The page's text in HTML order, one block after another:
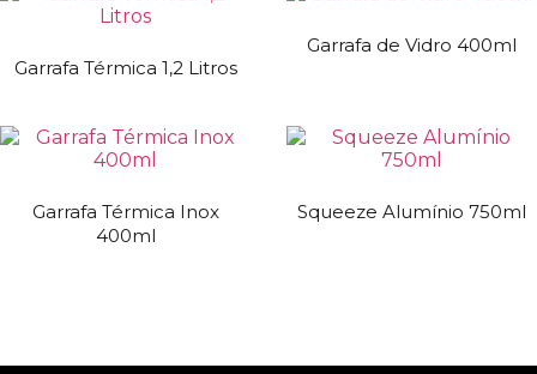
Garrafa Térmica 1,2 Litros
Garrafa de Vidro 400ml
Garrafa Térmica Inox
400ml
Squeeze Alumínio 750ml